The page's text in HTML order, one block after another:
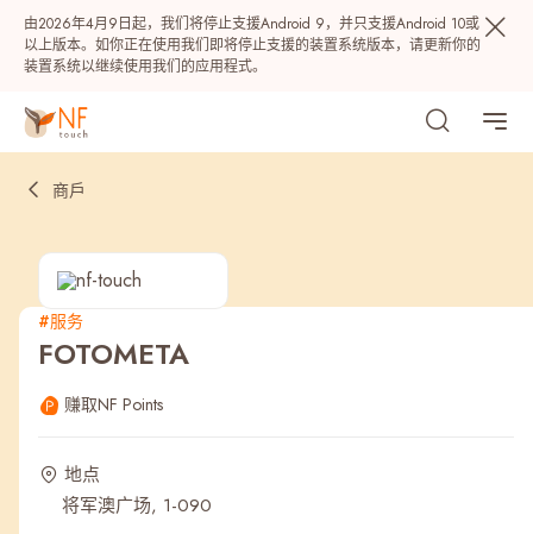
由2026年4月9日起，我们将停止支援Android 9，并只支援Android 10或
以上版本。如你正在使用我们即将停止支援的装置系统版本，请更新你的
装置系统以继续使用我们的应用程式。
热门
最近搜寻纪录
商戶
#服务
FOTOMETA
赚取NF Points
地点
将军澳广场, 1-090